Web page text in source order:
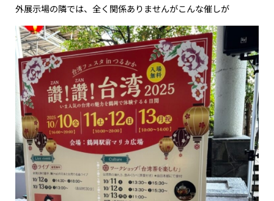
外展示場の隣では、全く関係ありませんがこんな催しが